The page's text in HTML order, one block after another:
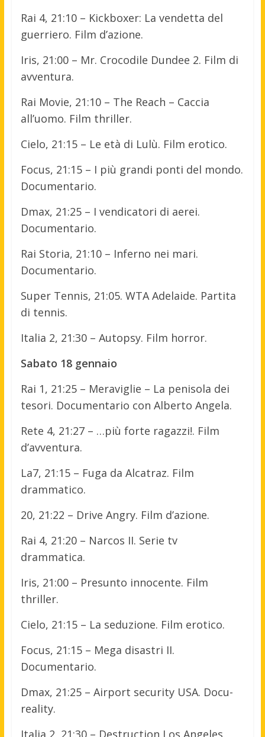
Rai 4, 21:10 – Kickboxer: La vendetta del
guerriero. Film d’azione.
Iris, 21:00 – Mr. Crocodile Dundee 2. Film di
avventura.
Rai Movie, 21:10 – The Reach – Caccia
all’uomo. Film thriller.
Cielo, 21:15 – Le età di Lulù. Film erotico.
Focus, 21:15 – I più grandi ponti del mondo.
Documentario.
Dmax, 21:25 – I vendicatori di aerei.
Documentario.
Rai Storia, 21:10 – Inferno nei mari.
Documentario.
Super Tennis, 21:05. WTA Adelaide. Partita
di tennis.
Italia 2, 21:30 – Autopsy. Film horror.
Sabato 18 gennaio
Rai 1, 21:25 – Meraviglie – La penisola dei
tesori. Documentario con Alberto Angela.
Rete 4, 21:27 – …più forte ragazzi!. Film
d’avventura.
La7, 21:15 – Fuga da Alcatraz. Film
drammatico.
20, 21:22 – Drive Angry. Film d’azione.
Rai 4, 21:20 – Narcos II. Serie tv
drammatica.
Iris, 21:00 – Presunto innocente. Film
thriller.
Cielo, 21:15 – La seduzione. Film erotico.
Focus, 21:15 – Mega disastri II.
Documentario.
Dmax, 21:25 – Airport security USA. Docu-
reality.
Italia 2, 21:30 – Destruction Los Angeles.